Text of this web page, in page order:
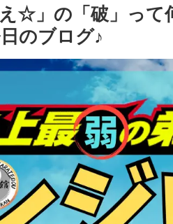
え☆」の「破」っ
のブログ♪